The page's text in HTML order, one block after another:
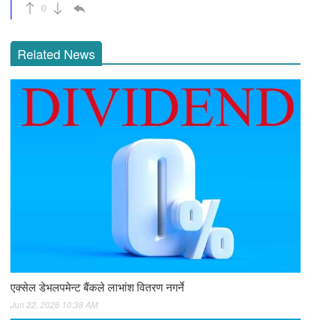
0
Related News
एक्सेल डेभलपमेन्ट बैंकले लाभांश वितरण नगर्ने
Jun 22, 2026 10:38 AM